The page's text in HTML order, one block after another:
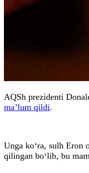
AQSh prezidenti
ma’lum qildi.
Unga ko‘ra, sulh Eron
qilingan bo‘lib, bu